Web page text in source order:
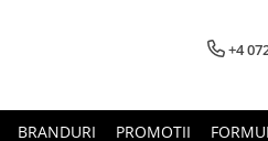
+4
BRANDURI PROMOTII